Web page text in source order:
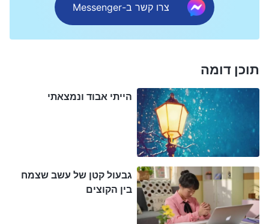
בכפירה. כיום, כולנו יודעים שלמרות שעבודת הגאולה של
ישוע אדוננו הייתה שונה מעבודת חקיקת החוקים של
והאל יהוה הם אותו אל. האמונה בישוע אדוננו אינה
בגידה באל יהוה, אלא עמידה בקצב צעדיו של האל
והשגת ישועתו. למעשה, אלה שהאמינו באל יהוה אבל
לא נהו אחרי ישוע אדוננו היו אלה שנטשו באמת את
אלוהים ובגדו בו. כך גם כיום. למרות שעבודת השיפוט
הגאולה של ישוע אדוננו, ולמרות ששמו של אלוהים
השתנה, האל הכול יכול וישוע אדוננו הם אותו אל. זו
עובדה שלא ניתן להכחיש אותה. בעידן החסד, עבודת
צרו קשר ב-Messenger
תוכן דומה
הייתי אבוד ונמצאתי
גבעול קטן של עשב שצמח
בין הקוצים